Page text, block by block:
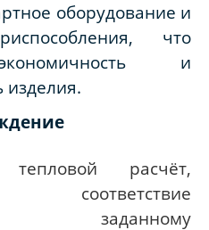
оборудование и
что
и
изделия.
тепловой расчёт,
соответствие
заданному